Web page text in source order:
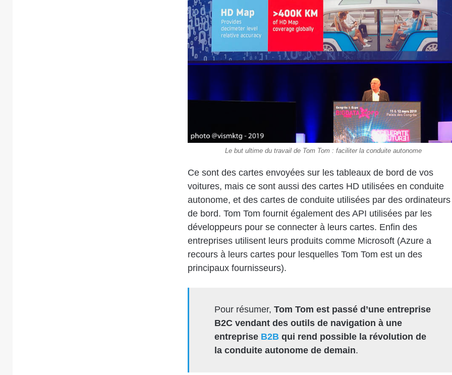
Le but ultime du travail de Tom Tom : faciliter la conduite autonome
Ce sont des cartes envoyées sur les tableaux de bord de vos
voitures, mais ce sont aussi des cartes HD utilisées en conduite
autonome, et des cartes de conduite utilisées par des ordinateurs
de bord. Tom Tom fournit également des API utilisées par les
développeurs pour se connecter à leurs cartes. Enfin des
entreprises utilisent leurs produits comme Microsoft (Azure a
recours à leurs cartes pour lesquelles Tom Tom est un des
principaux fournisseurs).
Pour résumer, Tom Tom est passé d’une entreprise
B2C vendant des outils de navigation à une
entreprise B2Bqui rend possible la révolution de
la conduite autonome de demain.